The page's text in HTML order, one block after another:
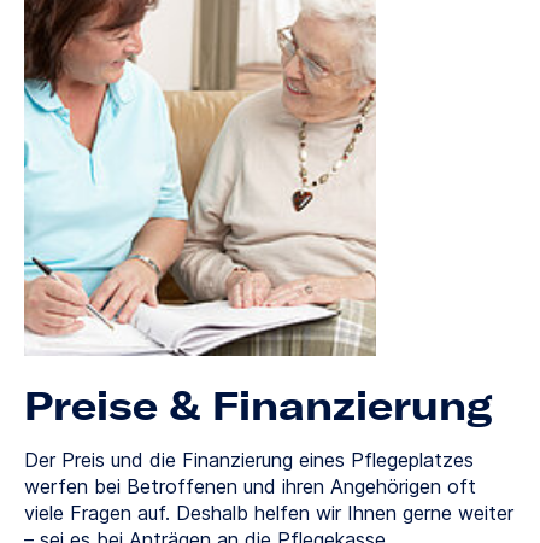
Preise & Finanzierung
Der Preis und die Finanzierung eines Pflegeplatzes
werfen bei Betroffenen und ihren Angehörigen oft
viele Fragen auf. Deshalb helfen wir Ihnen gerne weiter